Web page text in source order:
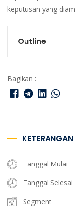
keputusan yang
Outline
Bagikan :
KETERANGAN
Tanggal Mulai
Tanggal Selesai
Segment